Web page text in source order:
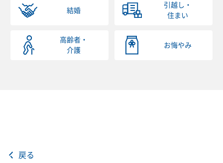
結婚
引越し・
住まい
高齢者・
介護
お悔やみ
戻る